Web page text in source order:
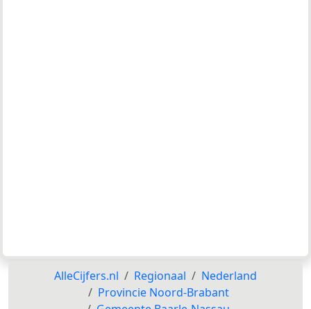
AlleCijfers.nl Regionaal
Nederland
Provincie Noord-Brabant